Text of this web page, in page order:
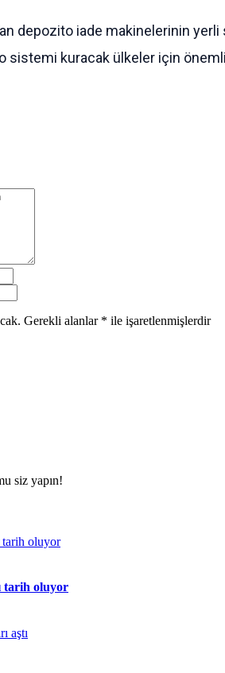
depozito iade makinelerinin
kuracak ülkeler için önemli
Gerekli alanlar * ile işaretlenmişlerdir
siz yapın!
tarih oluyor